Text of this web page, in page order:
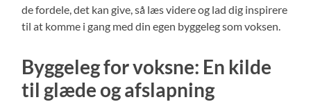
de fordele, det kan give, så læs videre og lad dig inspirere
til at komme i gang med din egen byggeleg som voksen.
Byggeleg for voksne: En kilde
til glæde og afslapning